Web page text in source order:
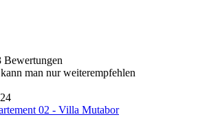
Bewertungen
man nur weiterempfehlen
02 - Villa Mutabor